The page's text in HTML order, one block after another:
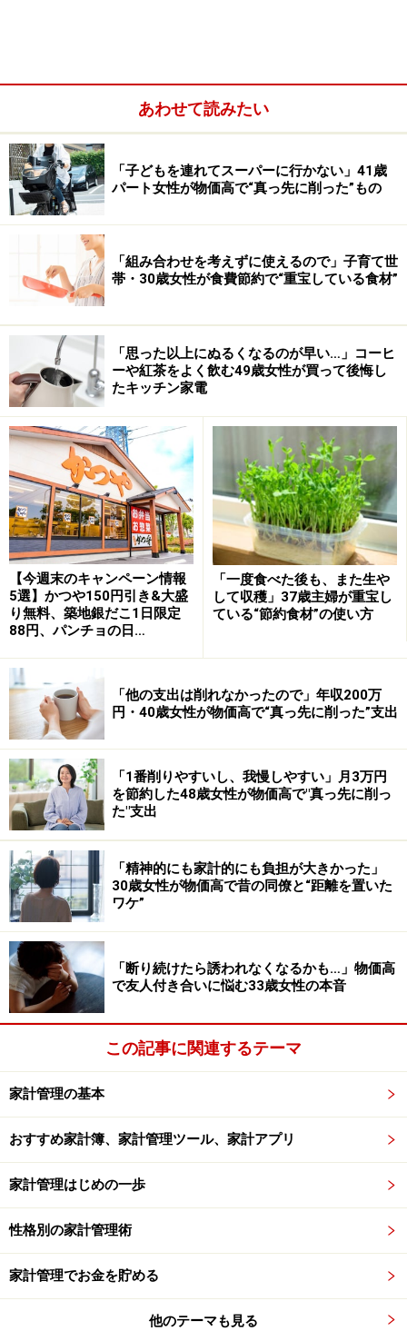
して残高不足で支払えなかったということがないよう
に、支払いの期日はいつなのか？という事もチェックし
ておきましょう。
毎月何にいくら使っているのか家計簿で管理していく事
も忘れてはいけません。
貯蓄もしよう！
できれば月に5,000円～1万円は貯蓄したいものです。学
に親に相談するのも大切ですが、社会人になる準備期間
として自分でできる範囲の事は自分で備えることも経済
的自立の第一歩となります。
例えば、就職活動にはお金がかかります。スーツや靴、
バッグだけでなく、新幹線や飛行機、宿泊代などの費用
が非常にかかります。またその時期は面接や試験が最優
先となる為、思うようにアルバイトでお金を稼ぐことが
できなくなります。就職活動を始めるまでには50万円程
度貯まっているとお金の心配をせずに就職活動に集中で
きるでしょう。
20歳になったら年金はどうする？
20歳をなれば学生であっても国民年金の被保険者（加入
者）となり年金保険料を毎月納付しなければなりませ
あわせて読みたい
「子どもを連れてスーパーに行かない」41歳
パート女性が物価高で“真っ先に削った”もの
「組み合わせを考えずに使えるので」子育て世
帯・30歳女性が食費節約で“重宝している食材”
「思った以上にぬるくなるのが早い…」コーヒ
ーや紅茶をよく飲む49歳女性が買って後悔し
たキッチン家電
【今週末のキャンペーン情報
5選】かつや150円引き&大盛
り無料、築地銀だこ1日限定
88円、パンチョの日…
「一度食べた後も、また生や
して収穫」37歳主婦が重宝し
ている“節約食材”の使い方
「他の支出は削れなかったので」年収200万
円・40歳女性が物価高で“真っ先に削った”支出
「1番削りやすいし、我慢しやすい」月3万円
を節約した48歳女性が物価高で"真っ先に削っ
た"支出
「精神的にも家計的にも負担が大きかった」
30歳女性が物価高で昔の同僚と“距離を置いた
ワケ”
「断り続けたら誘われなくなるかも…」物価高
で友人付き合いに悩む33歳女性の本音
この記事に関連するテーマ
家計管理の基本
おすすめ家計簿、家計管理ツール、家計アプリ
家計管理はじめの一歩
性格別の家計管理術
家計管理でお金を貯める
他のテーマも見る